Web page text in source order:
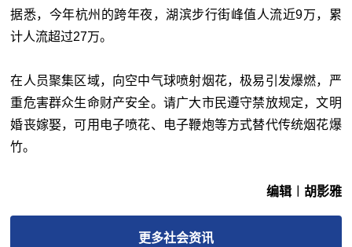
据悉，今年杭州的跨年夜，湖滨步行街峰值人流近9万，累
计人流超过27万。
在人员聚集区域，向空中气球喷射烟花，极易引发爆燃，严
重危害群众生命财产安全。请广大市民遵守禁放规定，文明
婚丧嫁娶，可用电子喷花、电子鞭炮等方式替代传统烟花爆
竹。
编辑︱胡影雅
更多社会资讯